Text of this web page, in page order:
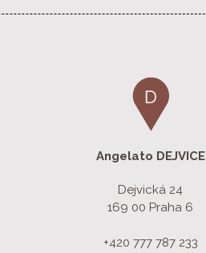
Angelato DEJVICE
Dejvická 24
169 00 Praha 6
+420 777 787 233